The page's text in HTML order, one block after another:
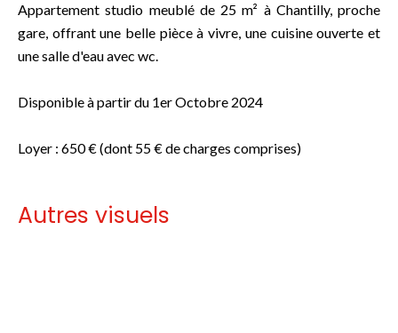
Appartement studio meublé de 25 m² à Chantilly, proche
gare, offrant une belle pièce à vivre, une cuisine ouverte et
une salle d'eau avec wc.
Disponible à partir du 1er Octobre 2024
Loyer : 650 € (dont 55 € de charges comprises)
Autres visuels